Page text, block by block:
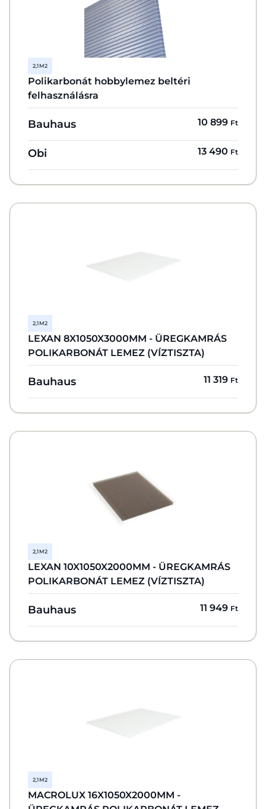
2,1 M2
Polikarbonát hobbylemez beltéri
felhasználásra
Bauhaus 10 899 Ft
Obi 13 490 Ft
2,1 M2
LEXAN 8X1050X3000MM - ÜREGKAMRÁS
POLIKARBONÁT LEMEZ (VÍZTISZTA)
Bauhaus 11 319 Ft
2,1 M2
LEXAN 10X1050X2000MM - ÜREGKAMRÁS
POLIKARBONÁT LEMEZ (VÍZTISZTA)
Bauhaus 11 949 Ft
2,1 M2
MACROLUX 16X1050X2000MM -